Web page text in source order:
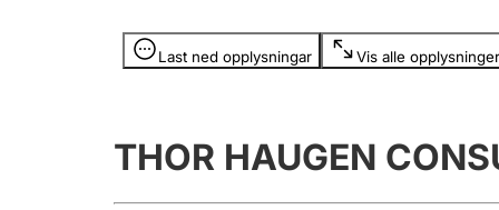
Last ned opplysningar Vis alle opplysninger
Opplysninger er skjult
THOR HAUGEN